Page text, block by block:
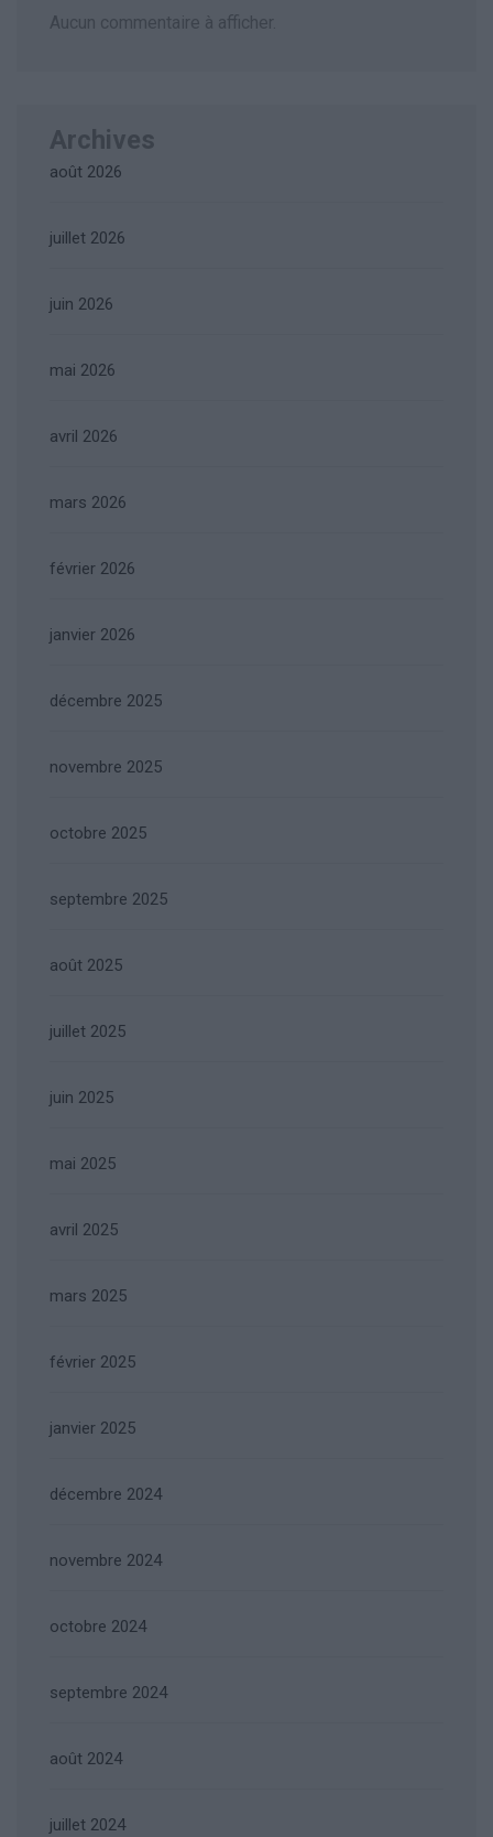
Aucun commentaire à afficher.
Archives
août 2026
juillet 2026
juin 2026
mai 2026
avril 2026
mars 2026
février 2026
janvier 2026
décembre 2025
novembre 2025
octobre 2025
septembre 2025
août 2025
juillet 2025
juin 2025
mai 2025
avril 2025
mars 2025
février 2025
janvier 2025
décembre 2024
novembre 2024
octobre 2024
septembre 2024
août 2024
juillet 2024